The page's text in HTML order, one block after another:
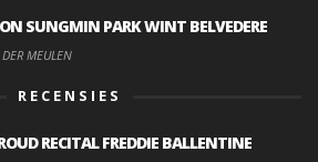
SUNGMIN PARK WINT BELVEDERE
MEULEN
RECENSIES
RECITAL FREDDIE BALLENTINE